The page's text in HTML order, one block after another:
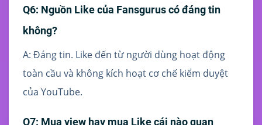
Q6: Nguồn Like của Fansgurus có đáng tin
không?
A: Đáng tin. Like đến từ người dùng hoạt động
toàn cầu và không kích hoạt cơ chế kiểm duyệt
của YouTube.
Q7: Mua view hay mua Like cái nào quan